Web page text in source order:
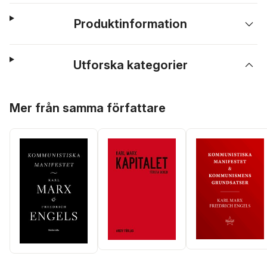
Produktinformation
Utforska kategorier
Mer från samma författare